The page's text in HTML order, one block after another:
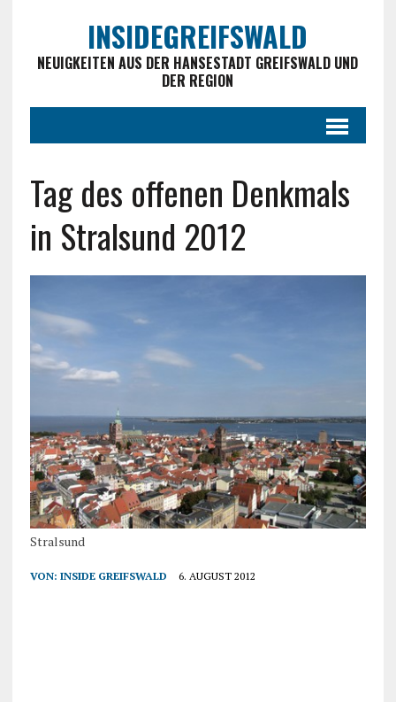
INSIDEGREIFSWALD
NEUIGKEITEN AUS DER HANSESTADT GREIFSWALD UND
DER REGION
Tag des offenen Denkmals
in Stralsund 2012
Stralsund
VON: INSIDE GREIFSWALD 6. AUGUST 2012